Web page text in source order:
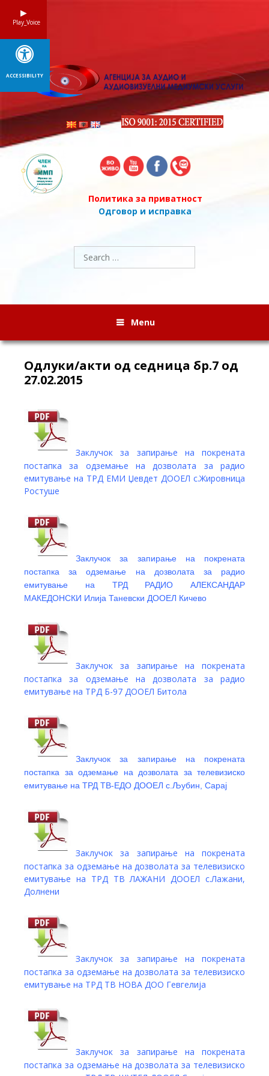
Политика за приватност
Одговор и исправка
Search
for:
Menu
Одлуки/акти од седница бр.7 од
27.02.2015
Заклучок за запирање на покрената
постапка за одземање на дозволата за радио
емитување на ТРД ЕМИ Џевдет ДООЕЛ с.Жировница
Ростуше
Заклучок за запирање на покрената
постапка за одземање на дозволата за радио
емитување на ТРД РАДИО АЛЕКСАНДАР
МАКЕДОНСКИ Илија Таневски ДООЕЛ Кичево
Заклучок за запирање на покрената
постапка за одземање на дозволата за радио
емитување на ТРД Б-97 ДООЕЛ Битола
Заклучок за запирање на покрената
постапка за одземање на дозволата за телевизиско
емитување на ТРД ТВ-ЕДО ДООЕЛ с.Љубин, Сарај
Заклучок за запирање на покрената
постапка за одземање на дозволата за телевизиско
емитување на ТРД ТВ ЛАЖАНИ ДООЕЛ с.Лажани,
Долнени
Заклучок за запирање на покрената
постапка за одземање на дозволата за телевизиско
емитување на ТРД ТВ НОВА ДОО Гевгелија
Заклучок за запирање на покрената
постапка за одземање на дозволата за телевизиско
Play_Voice
ACCESSIBILITY